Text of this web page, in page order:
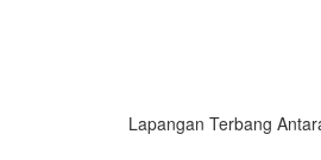
Lapangan Terbang